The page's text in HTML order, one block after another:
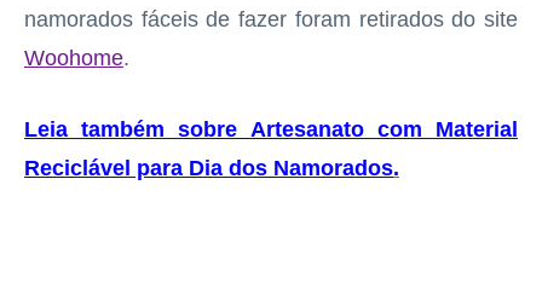
namorados fáceis de fazer foram retirados do site
Woohome.
Leia também sobre Artesanato com Material
Reciclável para Dia dos Namorados.